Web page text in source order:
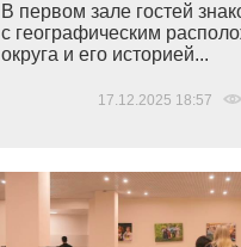
В первом зале гостей
с географическим
округа и его историей...
17.12.2025 18:57